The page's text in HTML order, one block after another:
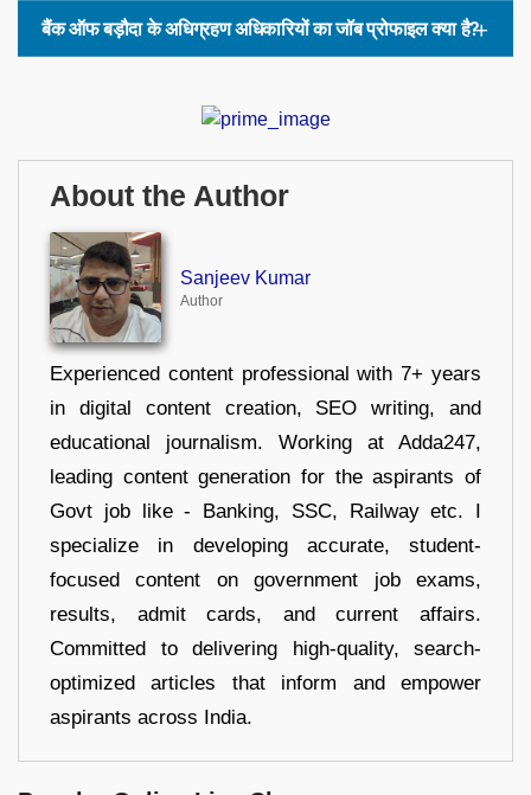
बैंक ऑफ बड़ौदा के अधिग्रहण अधिकारियों का जॉब प्रोफाइल क्या है?
About the Author
Sanjeev Kumar
Author
Experienced content professional with 7+ years
in digital content creation, SEO writing, and
educational journalism. Working at Adda247,
leading content generation for the aspirants of
Govt job like - Banking, SSC, Railway etc. I
specialize in developing accurate, student-
focused content on government job exams,
results, admit cards, and current affairs.
Committed to delivering high-quality, search-
optimized articles that inform and empower
aspirants across India.